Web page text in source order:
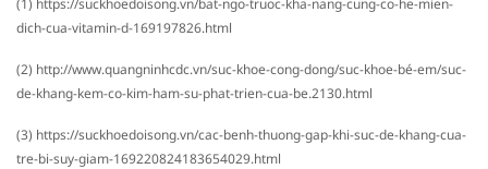
dich-cua-vitamin-d-169197826.htm​l
(2) http://www.quangninhcdc.vn/suc-khoe-cong-dong/suc-khoe-bé-em/suc-
de-khang-kem-co-kim-ham-su-phat-trien-cua-be.2130.html​
(3) https://suckhoedoisong.vn/cac-benh-thuong-gap-khi-suc-de-khang-cua-
tre-bi-suy-giam-169220824183654029.html